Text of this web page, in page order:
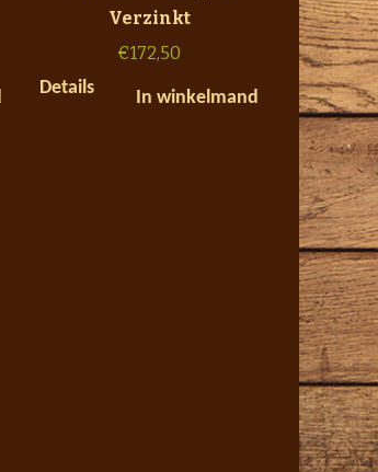
Verzinkt
€172,50
Details
In winkelmand